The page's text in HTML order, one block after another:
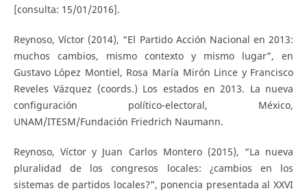
[consulta: 15/01/2016].
Reynoso, Víctor (2014), “El Partido Acción Nacional en 2013:
muchos cambios, mismo contexto y mismo lugar”, en
Gustavo López Montiel, Rosa María Mirón Lince y Francisco
Reveles Vázquez (coords.) Los estados en 2013. La nueva
configuración político-electoral, México,
UNAM/ITESM/Fundación Friedrich Naumann.
Reynoso, Víctor y Juan Carlos Montero (2015), “La nueva
pluralidad de los congresos locales: ¿cambios en los
sistemas de partidos locales?”, ponencia presentada al XXVI